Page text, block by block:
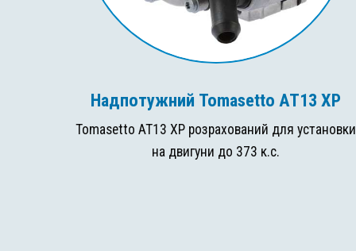
Надпотужний Tomasetto AT13 XP
Tomasetto AT13 XP розрахований для установки
на двигуни до 373 к.с.